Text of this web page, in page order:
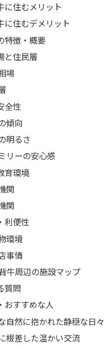
に住むメリット
に住むデメリット
特徴・概要
と住民層
場
全性
傾向
明るさ
リーの安心感
育環境
関
関
利便性
環境
事情
牛周辺の施設マップ
質問
おすすめな人
自然に抱かれた静穏な日々
根差した温かい交流